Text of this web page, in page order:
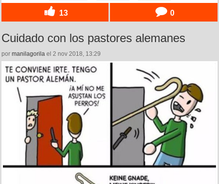
13 0
Cuidado con los pastores alemanes
por manilagorila el 2 nov 2018, 13:29